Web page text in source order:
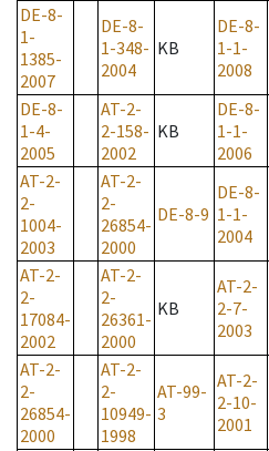
DE-8-
1-
1385-
2007
DE-8-
1-348-
2004
KB
DE-8-
1-1-
2008
DE-8-
1-4-
2005
AT-2-
2-158-
2002
KB
DE-8-
1-1-
2006
AT-2-
2-
1004-
2003
AT-2-
2-
26854-
2000
DE-8-9
DE-8-
1-1-
2004
AT-2-
2-
17084-
2002
AT-2-
2-
26361-
2000
KB
AT-2-
2-7-
2003
AT-2-
2-
26854-
2000
AT-2-
2-
10949-
1998
AT-99-
3
AT-2-
2-10-
2001